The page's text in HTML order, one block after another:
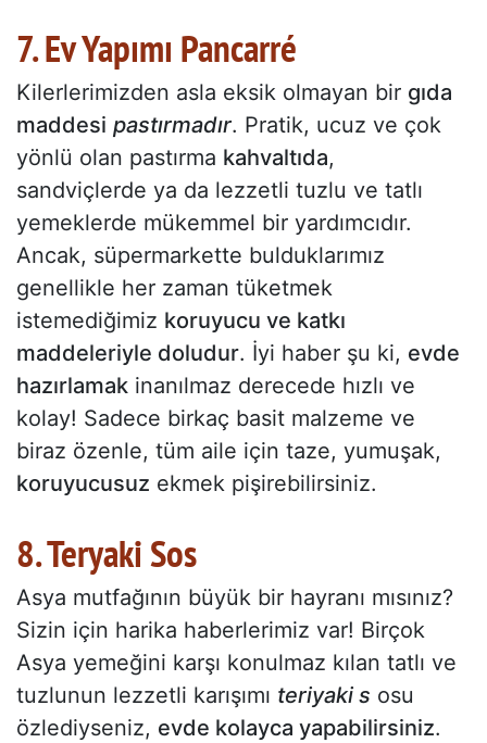
7. Ev Yapımı Pancarré
Kilerlerimizden asla eksik olmayan bir gıda
maddesi pastırmadır. Pratik, ucuz ve çok
yönlü olan pastırma kahvaltıda,
sandviçlerde ya da lezzetli tuzlu ve tatlı
yemeklerde mükemmel bir yardımcıdır.
Ancak, süpermarkette bulduklarımız
genellikle her zaman tüketmek
istemediğimiz koruyucu ve katkı
maddeleriyle doludur. İyi haber şu ki, evde
hazırlamak inanılmaz derecede hızlı ve
kolay! Sadece birkaç basit malzeme ve
biraz özenle, tüm aile için taze, yumuşak,
koruyucusuz ekmek pişirebilirsiniz.
8. Teryaki Sos
Asya mutfağının büyük bir hayranı mısınız?
Sizin için harika haberlerimiz var! Birçok
Asya yemeğini karşı konulmaz kılan tatlı ve
tuzlunun lezzetli karışımı teriyaki s osu
özlediyseniz, evde kolayca yapabilirsiniz.